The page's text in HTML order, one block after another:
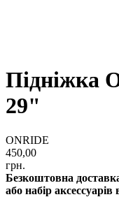
Підніжка
29"
ONRIDE
450,00
грн.
Безкоштовна
або набір